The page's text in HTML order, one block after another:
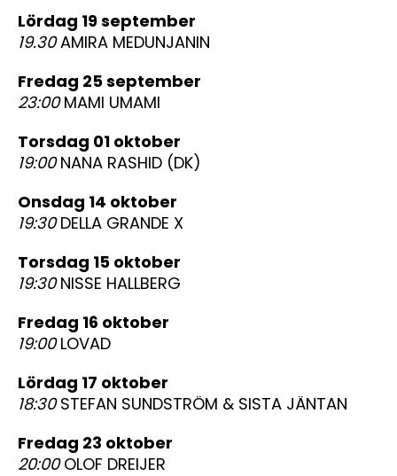
lördag 19 september
19.30AMIRA MEDUNJANIN
fredag 25 september
23:00MAMI UMAMI
torsdag 01 oktober
19:00NANA RASHID (DK)
onsdag 14 oktober
19:30DELLA GRANDE X
torsdag 15 oktober
19:30NISSE HALLBERG
fredag 16 oktober
19:00LOVAD
lördag 17 oktober
18:30STEFAN SUNDSTRÖM & SISTA JÄNTAN
fredag 23 oktober
20:00OLOF DREIJER